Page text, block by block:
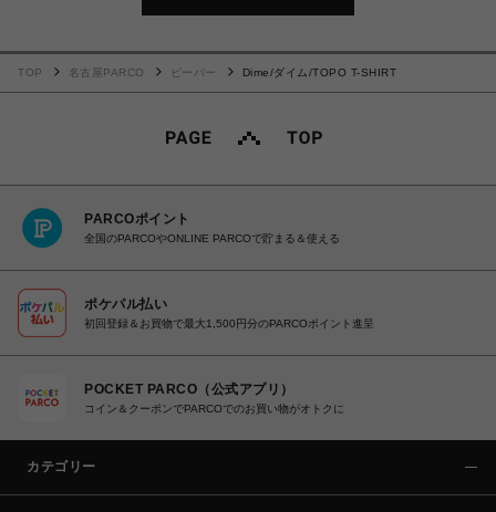
TOP 名古屋PARCO ビーバー Dime/ダイム/TOPO T-SHIRT
PARCOポイント
全国のPARCOやONLINE PARCOで貯まる＆使える
ポケパル払い
初回登録＆お買物で最大1,500円分のPARCOポイント進呈
POCKET PARCO（公式アプリ）
コイン＆クーポンでPARCOでのお買い物がオトクに
カテゴリー